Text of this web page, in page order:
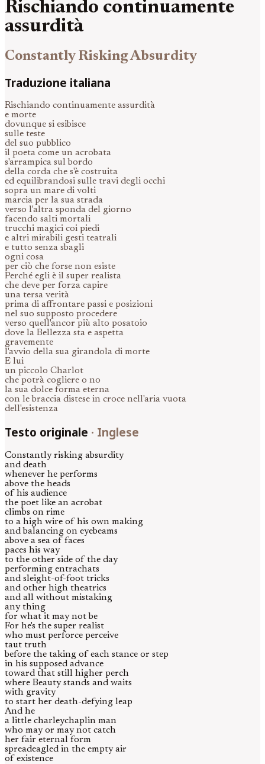
Rischiando continuamente
assurdità
Constantly Risking Absurdity
Traduzione italiana
Rischiando continuamente assurdità
e morte
dovunque si esibisce
sulle teste
del suo pubblico
il poeta come un acrobata
s'arrampica sul bordo
della corda che s'è costruita
ed equilibrandosi sulle travi degli occhi
sopra un mare di volti
marcia per la sua strada
verso l'altra sponda del giorno
facendo salti mortali
trucchi magici coi piedi
e altri mirabili gesti teatrali
e tutto senza sbagli
ogni cosa
per ciò che forse non esiste
Perché egli è il super realista
che deve per forza capire
una tersa verità
prima di affrontare passi e posizioni
nel suo supposto procedere
verso quell'ancor più alto posatoio
dove la Bellezza sta e aspetta
gravemente
l'avvio della sua girandola di morte
E lui
un piccolo Charlot
che potrà cogliere o no
la sua dolce forma eterna
con le braccia distese in croce nell'aria vuota
dell'esistenza
Testo originale · Inglese
Constantly risking absurdity
and death
whenever he performs
above the heads
of his audience
the poet like an acrobat
climbs on rime
to a high wire of his own making
and balancing on eyebeams
above a sea of faces
paces his way
to the other side of the day
performing entrachats
and sleight-of-foot tricks
and other high theatrics
and all without mistaking
any thing
for what it may not be
For he's the super realist
who must perforce perceive
taut truth
before the taking of each stance or step
in his supposed advance
toward that still higher perch
where Beauty stands and waits
with gravity
to start her death-defying leap
And he
a little charleychaplin man
who may or may not catch
her fair eternal form
spreadeagled in the empty air
of existence